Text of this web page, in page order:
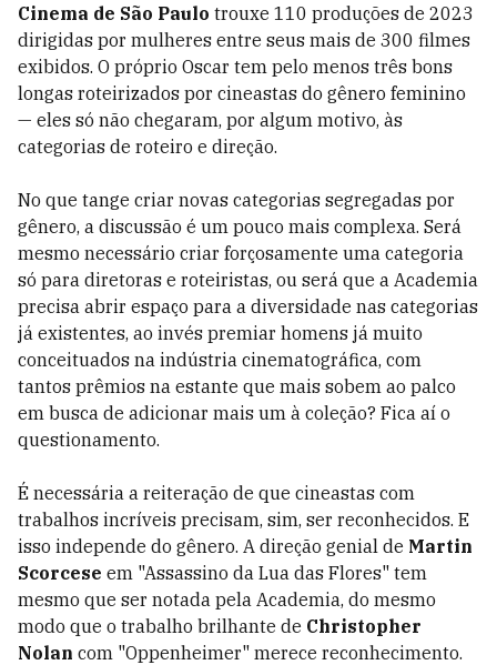
Cinema de São Paulo trouxe 110 produções de 2023
dirigidas por mulheres entre seus mais de 300 filmes
exibidos. O próprio Oscar tem pelo menos três bons
longas roteirizados por cineastas do gênero feminino
— eles só não chegaram, por algum motivo, às
categorias de roteiro e direção.
No que tange criar novas categorias segregadas por
gênero, a discussão é um pouco mais complexa. Será
mesmo necessário criar forçosamente uma categoria
só para diretoras e roteiristas, ou será que a Academia
precisa abrir espaço para a diversidade nas categorias
já existentes, ao invés premiar homens já muito
conceituados na indústria cinematográfica, com
tantos prêmios na estante que mais sobem ao palco
em busca de adicionar mais um à coleção? Fica aí o
questionamento.
É necessária a reiteração de que cineastas com
trabalhos incríveis precisam, sim, ser reconhecidos. E
isso independe do gênero. A direção genial de Martin
Scorcese em "Assassino da Lua das Flores" tem
mesmo que ser notada pela Academia, do mesmo
modo que o trabalho brilhante de Christopher
Nolan com "Oppenheimer" merece reconhecimento.